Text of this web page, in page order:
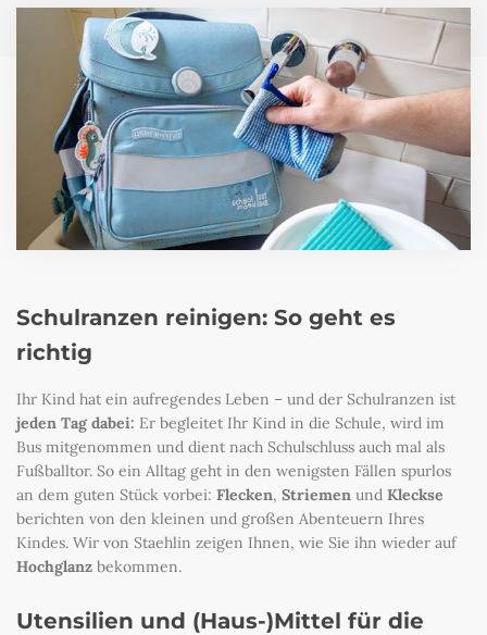
Schulranzen reinigen: So geht es
richtig
Ihr Kind hat ein aufregendes Leben – und der Schulranzen ist
jeden Tag dabei: Er begleitet Ihr Kind in die Schule, wird im
Bus mitgenommen und dient nach Schulschluss auch mal als
Fußballtor. So ein Alltag geht in den wenigsten Fällen spurlos
an dem guten Stück vorbei: Flecken, Striemen und Kleckse
berichten von den kleinen und großen Abenteuern Ihres
Kindes. Wir von Staehlin zeigen Ihnen, wie Sie ihn wieder auf
Hochglanz bekommen.
Utensilien und (Haus-)Mittel für die